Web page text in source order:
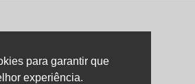
para garantir que
experiência.
Back
Top